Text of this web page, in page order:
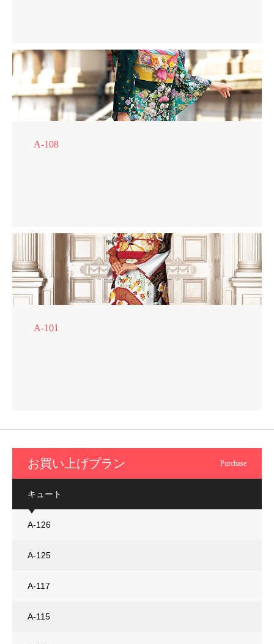
A-108
A-101
お買い上げプラン Purchase
キュート
A-126
A-125
A-117
A-115